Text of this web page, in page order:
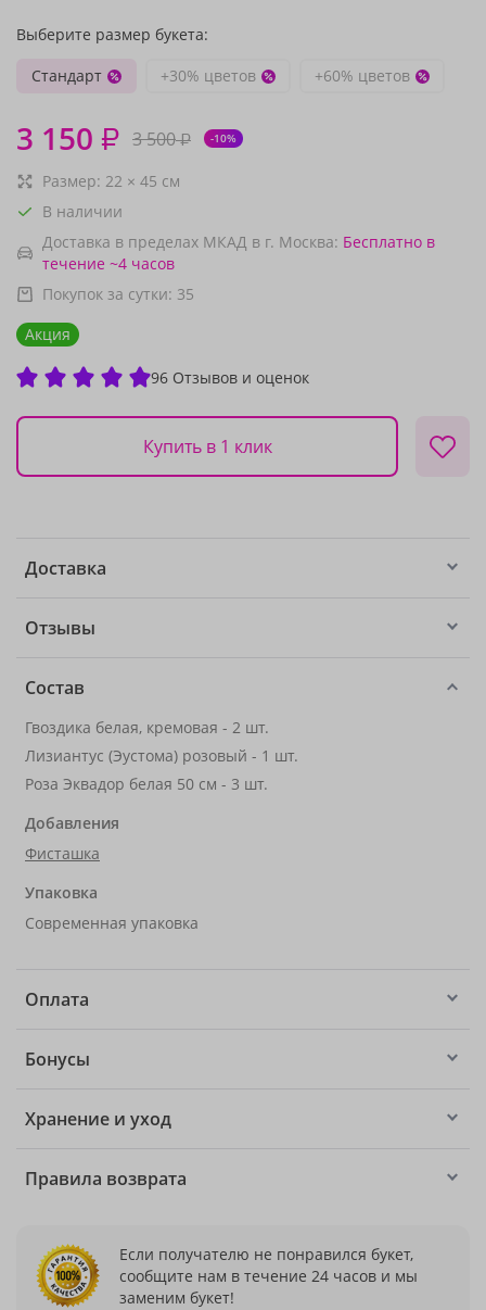
Выберите размер букета:
Стандарт
+30% цветов +60% цветов
3 150 ₽ 3 500₽ -10%
Размер: 22 × 45 см
В наличии
Доставка в пределах МКАД в г. Москва: Бесплатно в
течение ~4 часов
Покупок за сутки: 35
Акция
96 Отзывов и оценок
Купить в 1 клик
Доставка
Отзывы
Состав
Гвоздика белая, кремовая - 2 шт.
Лизиантус (Эустома) розовый - 1 шт.
Роза Эквадор белая 50 см - 3 шт.
Добавления
Фисташка
Упаковка
Современная упаковка
Оплата
Бонусы
Хранение и уход
Правила возврата
Если получателю не понравился букет,
сообщите нам в течение 24 часов и мы
заменим букет!